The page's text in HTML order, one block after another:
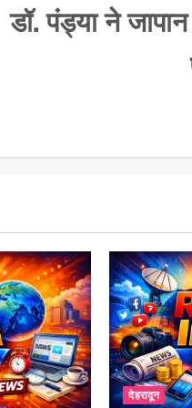
डॉ. पंड्या ने
देहरादून